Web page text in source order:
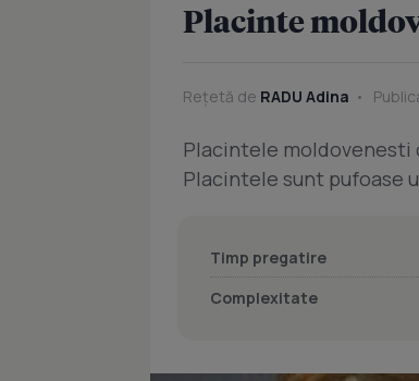
Placinte
Rețetă de RADU Adina
Placintele moldovenesti
Placintele sunt pufoase
Timp pregatire
Complexitate